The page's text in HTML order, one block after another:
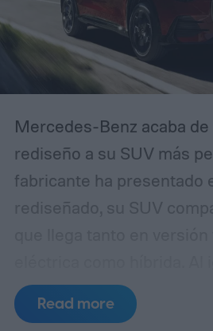
Mercedes-Benz acaba
rediseño a su SUV más
fabricante ha presentado
rediseñado, su SUV
sedán recientemente
CLA, el GLA ahora se
Read more